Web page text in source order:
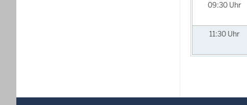
09:30 Uhr
11:30 Uhr